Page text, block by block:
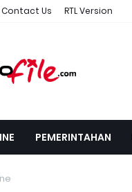
Contact Us RTL Version
PEMERINTAHAN